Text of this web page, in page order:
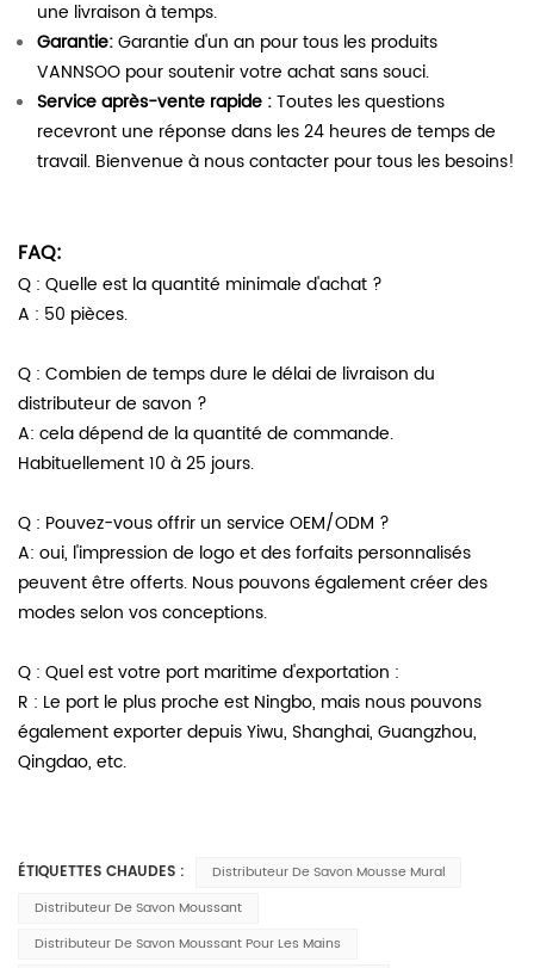
une livraison à temps.
Garantie:Garantie d'un an pour tous les produits
VANNSOO pour soutenir votre achat sans souci.
Service après-vente rapide :Toutes les questions
recevront une réponse dans les 24 heures de temps de
travail. Bienvenue à nous contacter pour tous les besoins!
FAQ:
Q : Quelle est la quantité minimale d'achat ?
A : 50 pièces.
Q : Combien de temps dure le délai de livraison du
distributeur de savon ?
A: cela dépend de la quantité de commande.
Habituellement 10 à 25 jours.
Q : Pouvez-vous offrir un service OEM/ODM ?
A: oui, l'impression de logo et des forfaits personnalisés
peuvent être offerts. Nous pouvons également créer des
modes selon vos conceptions.
Q : Quel est votre port maritime d'exportation :
R : Le port le plus proche est Ningbo, mais nous pouvons
également exporter depuis Yiwu, Shanghai, Guangzhou,
Qingdao, etc.
ÉTIQUETTES CHAUDES :
Distributeur De Savon Mousse Mural
Distributeur De Savon Moussant
Distributeur De Savon Moussant Pour Les Mains